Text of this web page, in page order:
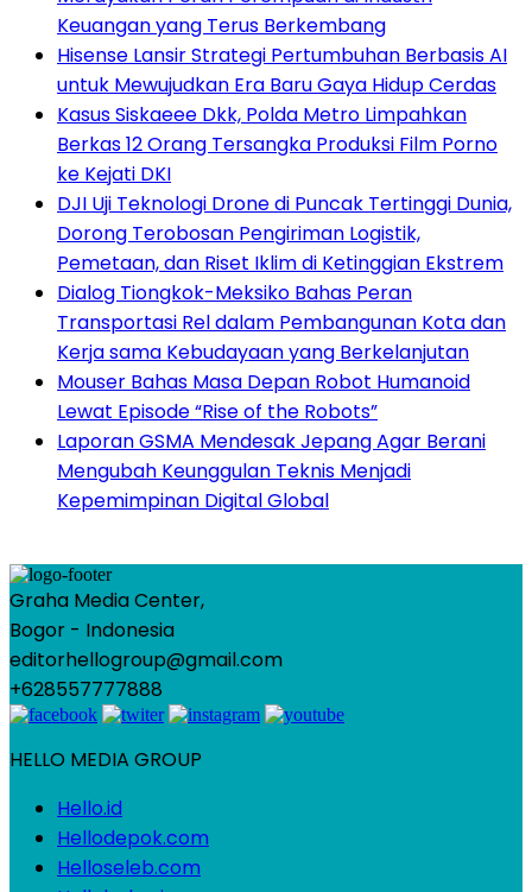
Keuangan yang Terus Berkembang
Hisense Lansir Strategi Pertumbuhan Berbasis AI
untuk Mewujudkan Era Baru Gaya Hidup Cerdas
Kasus Siskaeee Dkk, Polda Metro Limpahkan
Berkas 12 Orang Tersangka Produksi Film Porno
ke Kejati DKI
DJI Uji Teknologi Drone di Puncak Tertinggi Dunia,
Dorong Terobosan Pengiriman Logistik,
Pemetaan, dan Riset Iklim di Ketinggian Ekstrem
Dialog Tiongkok-Meksiko Bahas Peran
Transportasi Rel dalam Pembangunan Kota dan
Kerja sama Kebudayaan yang Berkelanjutan
Mouser Bahas Masa Depan Robot Humanoid
Lewat Episode “Rise of the Robots”
Laporan GSMA Mendesak Jepang Agar Berani
Mengubah Keunggulan Teknis Menjadi
Kepemimpinan Digital Global
Graha Media Center,
Bogor - Indonesia
editorhellogroup@gmail.com
+628557777888
HELLO MEDIA GROUP
Hello.id
Hellodepok.com
Helloseleb.com